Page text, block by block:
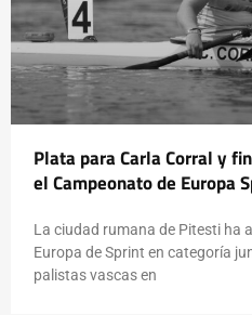
Plata para Carla Corral y
el Campeonato de Europa
La ciudad rumana de Pitesti ha
Europa de Sprint en categoría
palistas vascas en